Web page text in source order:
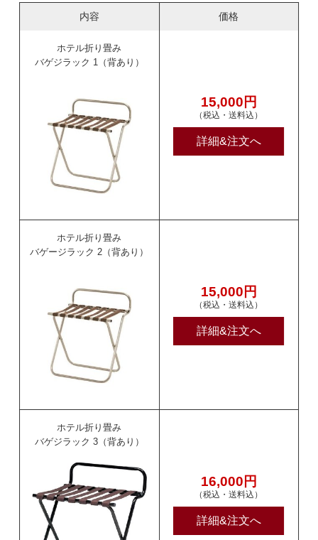
内容 価格
ホテル折り畳み
バゲジラック 1（背あり）
15,000円
（税込・送料込）
詳細&注文へ
ホテル折り畳み
バゲージラック 2（背あり）
15,000円
（税込・送料込）
詳細&注文へ
ホテル折り畳み
バゲジラック 3（背あり）
16,000円
（税込・送料込）
詳細&注文へ